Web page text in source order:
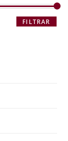
FILTRAR